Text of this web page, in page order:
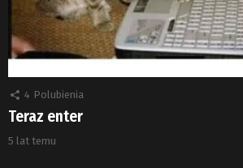
4 Polubienia
Teraz enter
5 lat temu